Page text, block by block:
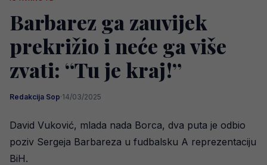
Barbarez ga zauvijek
prekrižio i neće ga više
zvati: “Tu je kraj!”
Redakcija Sop·14/03/2025
David Vuković, mlada nada Borca, dva puta je odbio
poziv Sergeja Barbareza u fudbalsku A reprezentaciju
BiH.